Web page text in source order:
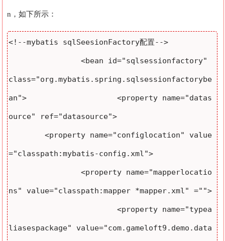
n，如下所示：
<!--mybatis sqlSeesionFactory配置-->
		<bean id="sqlsessionfactory"
class="org.mybatis.spring.sqlsessionfactorybe
an"> 			<property name="datas
ource" ref="datasource">
	<property name="configlocation" value
="classpath:mybatis-config.xml">
		<property name="mapperlocatio
ns" value="classpath:mapper *mapper.xml" ="">
			<property name="typea
liasespackage" value="com.gameloft9.demo.data